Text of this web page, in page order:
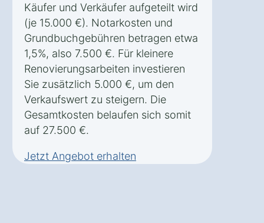
Käufer und Verkäufer aufgeteilt wird
(je 15.000 €). Notarkosten und
Grundbuchgebühren betragen etwa
1,5%, also 7.500 €. Für kleinere
Renovierungsarbeiten investieren
Sie zusätzlich 5.000 €, um den
Verkaufswert zu steigern. Die
Gesamtkosten belaufen sich somit
auf 27.500 €.
Jetzt Angebot erhalten